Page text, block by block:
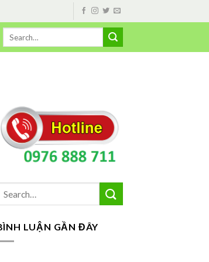
LUẬN GẦN ĐÂY